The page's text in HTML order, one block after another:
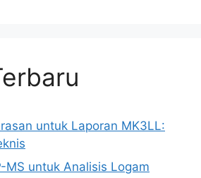
untuk Laporan MK3LL:
MS untuk Analisis Logam